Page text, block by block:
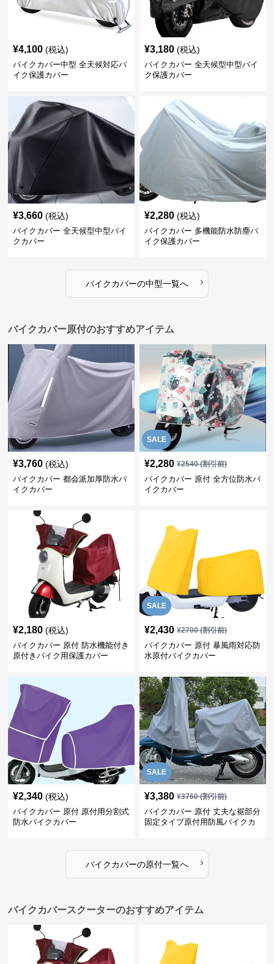
¥4,100 (税込)
バイクカバー中型 全天候対応バ
イク保護カバー
¥3,180 (税込)
バイクカバー 全天候型中型バイ
ク保護カバー
¥3,660 (税込)
バイクカバー 全天候型中型バイ
クカバー
¥2,280 (税込)
バイクカバー 多機能防水防塵バ
イク保護カバー
バイクカバーの中型一覧へ ›
バイクカバー原付のおすすめアイテム
¥3,760 (税込)
バイクカバー 都会派加厚防水バ
イクカバー
SALE
¥2,280 ¥2540(割引前)
バイクカバー 原付 全方位防水バ
イクカバー
¥2,180 (税込)
バイクカバー 原付 防水機能付き
原付きバイク用保護カバー
SALE
¥2,430 ¥2700(割引前)
バイクカバー 原付 暴風雨対応防
水原付バイクカバー
¥2,340 (税込)
バイクカバー 原付 原付用分割式
防水バイクカバー
SALE
¥3,380 ¥3760(割引前)
バイクカバー 原付 丈夫な裾部分
固定タイプ原付用防風バイクカ
バイクカバーの原付一覧へ ›
バイクカバースクーターのおすすめアイテム